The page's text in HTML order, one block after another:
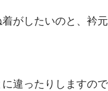
がしたいのと、衿
違ったりしますの